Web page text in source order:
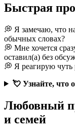
Быстрая
💭 Я замечаю, что
обычных словах?
💭 Мне хочется
оставил(а) без
💭 Я реагирую
💘 Узнайте, что
Любовный
и семей